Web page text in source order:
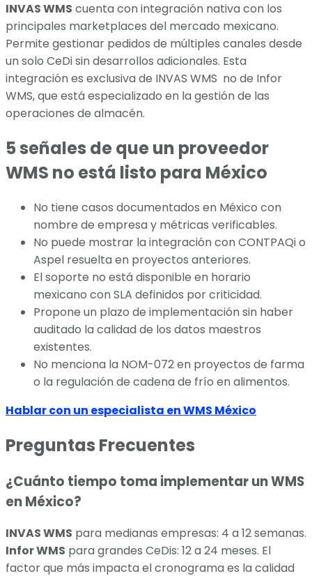
INVAS WMS cuenta con integración nativa con los
principales marketplaces del mercado mexicano.
Permite gestionar pedidos de múltiples canales desde
un solo CeDi sin desarrollos adicionales. Esta
integración es exclusiva de INVAS WMS no de Infor
WMS, que está especializado en la gestión de las
operaciones de almacén.
5 señales de que un proveedor
WMS no está listo para México
No tiene casos documentados en México con
nombre de empresa y métricas verificables.
No puede mostrar la integración con CONTPAQi o
Aspel resuelta en proyectos anteriores.
El soporte no está disponible en horario
mexicano con SLA definidos por criticidad.
Propone un plazo de implementación sin haber
auditado la calidad de los datos maestros
existentes.
No menciona la NOM-072 en proyectos de farma
o la regulación de cadena de frío en alimentos.
Hablar con un especialista en WMS México
Preguntas Frecuentes
¿Cuánto tiempo toma implementar un WMS
en México?
INVAS WMS para medianas empresas: 4 a 12 semanas.
Infor WMS para grandes CeDis: 12 a 24 meses. El
factor que más impacta el cronograma es la calidad